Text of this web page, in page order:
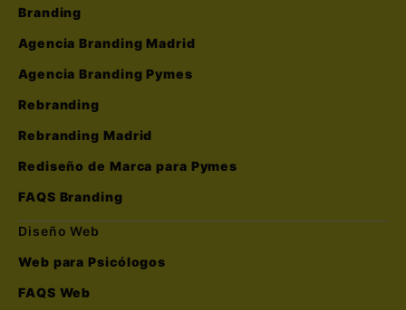
Branding
Agencia Branding Madrid
Agencia Branding Pymes
Rebranding
Rebranding Madrid
Rediseño de Marca para Pymes
FAQS Branding
Diseño Web
Web para Psicólogos
FAQS Web